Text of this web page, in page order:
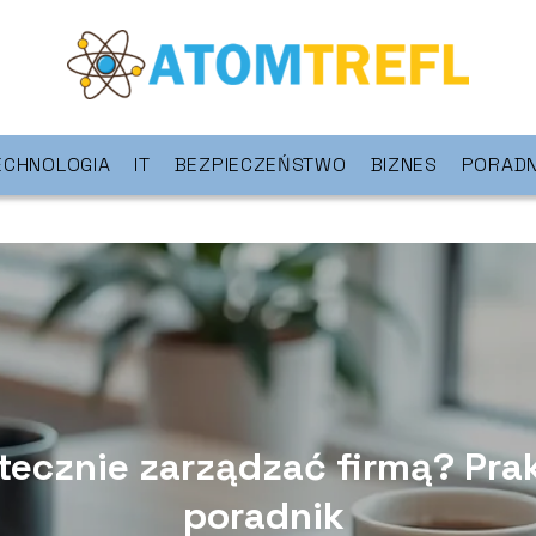
IT BEZPIECZEŃSTWO BIZNES
zarządzać firmą?
poradnik